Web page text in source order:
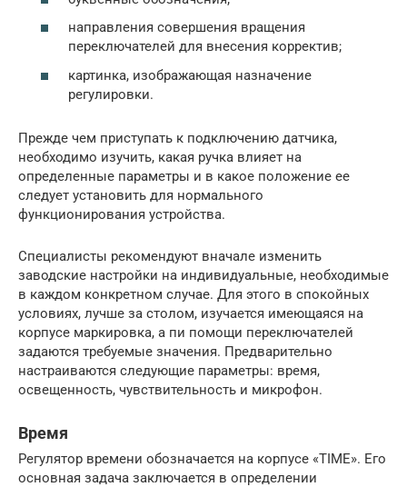
направления совершения вращения
переключателей для внесения корректив;
картинка, изображающая назначение
регулировки.
Прежде чем приступать к подключению датчика,
необходимо изучить, какая ручка влияет на
определенные параметры и в какое положение ее
следует установить для нормального
функционирования устройства.
Специалисты рекомендуют вначале изменить
заводские настройки на индивидуальные, необходимые
в каждом конкретном случае. Для этого в спокойных
условиях, лучше за столом, изучается имеющаяся на
корпусе маркировка, а пи помощи переключателей
задаются требуемые значения. Предварительно
настраиваются следующие параметры: время,
освещенность, чувствительность и микрофон.
Время
Регулятор времени обозначается на корпусе «TIME». Его
основная задача заключается в определении